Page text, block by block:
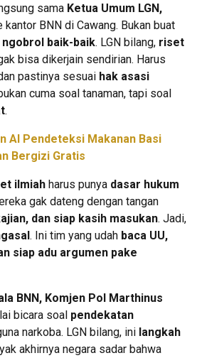
sama Ketua Umum LGN,
kantor BNN di Cawang. Bukan buat
ngobrol baik-baik. LGN bilang, riset
bisa dikerjain sendirian. Harus
pastinya sesuai hak asasi
cuma soal tanaman, tapi soal
.
AI Pendeteksi Makanan Basi
Bergizi Gratis
ilmiah harus punya dasar hukum
gak dateng dengan tangan
dan siap kasih masukan. Jadi,
. Ini tim yang udah baca UU,
siap adu argumen pake
BNN, Komjen Pol Marthinus
bicara soal pendekatan
narkoba. LGN bilang, ini langkah
akhirnya negara sadar bahwa